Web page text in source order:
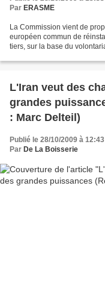
Par ERASME
La Commission vient de
européen commun de
tiers, sur la base du
L'Iran veut des
grandes
: Marc Delteil)
Publié le 28/10/2009 à 12:43
Par De La Boisserie